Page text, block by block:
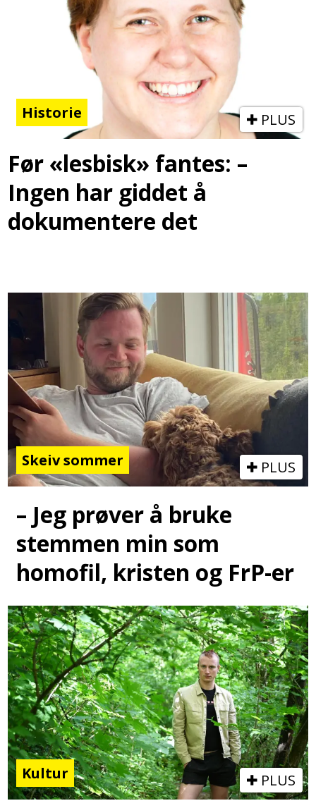
Historie PLUS
Før «lesbisk» fantes: –
Ingen har giddet å
dokumentere det
Skeiv sommer PLUS
– Jeg prøver å bruke
stemmen min som
homofil, kristen og FrP-er
Kultur PLUS